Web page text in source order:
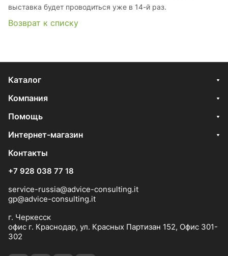
выставка будет проводиться уже в 14-й раз.
Возврат к списку
Каталог
Компания
Помощь
Интернет-магазин
Контакты
+7 928 038 77 18
service-russia@advice-consulting.it
gp@advice-consulting.it
г. Черкесск
офис г. Краснодар, ул. Красных Партизан 152, Офис 301-
302